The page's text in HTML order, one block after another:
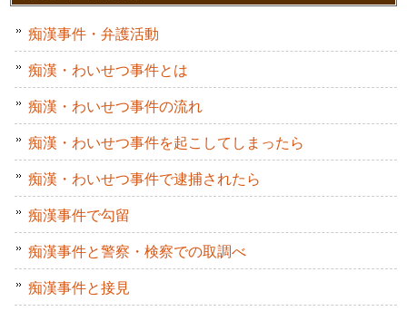
痴漢事件・弁護活動
痴漢・わいせつ事件とは
痴漢・わいせつ事件の流れ
痴漢・わいせつ事件を起こしてしまったら
痴漢・わいせつ事件で逮捕されたら
痴漢事件で勾留
痴漢事件と警察・検察での取調べ
痴漢事件と接見